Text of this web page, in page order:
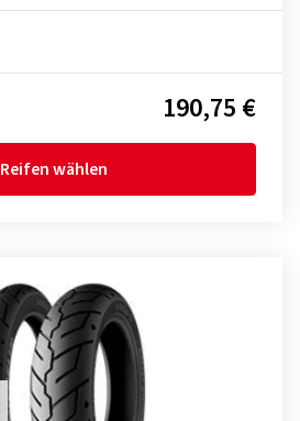
190,75 €
Reifen wählen